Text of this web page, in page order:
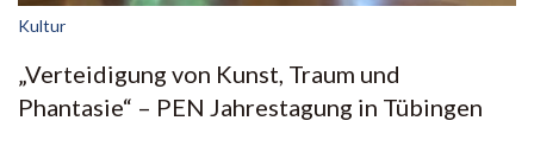
Kultur
„Verteidigung von Kunst, Traum und
Phantasie“ – PEN Jahrestagung in Tübingen